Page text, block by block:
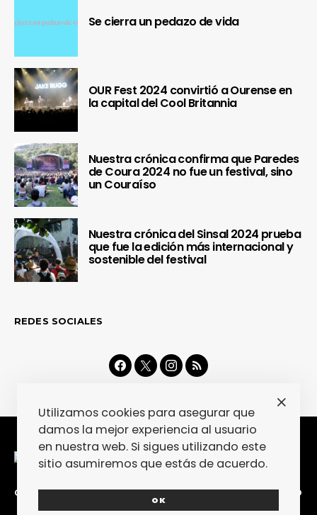
Se cierra un pedazo de vida
OUR Fest 2024 convirtió a Ourense en
la capital del Cool Britannia
Nuestra crónica confirma que Paredes
de Coura 2024 no fue un festival, sino
un Couraíso
Nuestra crónica del Sinsal 2024 prueba
que fue la edición más internacional y
sostenible del festival
REDES SOCIALES
CONTACTA COLABORA POLÍTICA DE PRIVACIDAD
Utilizamos cookies para asegurar que
damos la mejor experiencia al usuario
en nuestra web. Si sigues utilizando este
sitio asumiremos que estás de acuerdo.
OK